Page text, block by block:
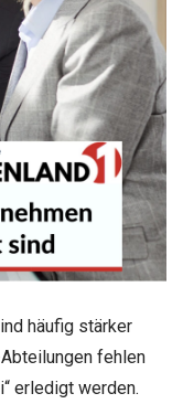
häufig stärker
fehlen
erledigt werden.